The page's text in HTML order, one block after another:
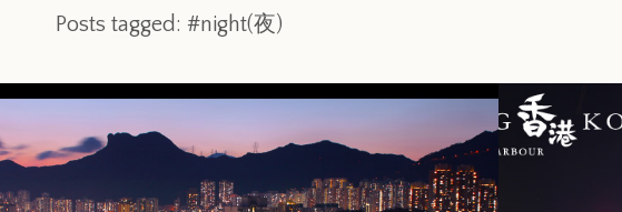
Posts tagged: #night(夜)